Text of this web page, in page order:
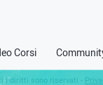
Corsi
i diritti sono riservati -